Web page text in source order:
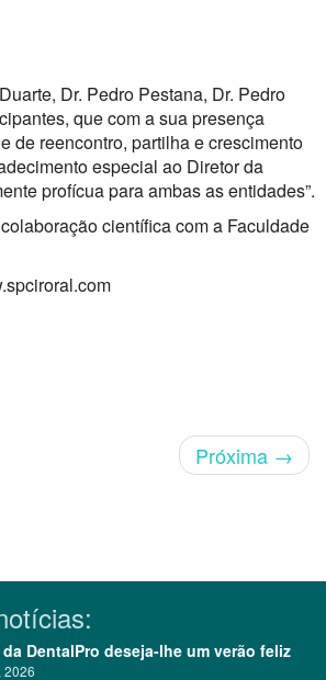
Dr. Pedro Pestana, Dr. Pedro
que com a sua presença
de reencontro, partilha e crescimento
especial ao Diretor da
profícua para ambas as entidades”.
científica com a Faculdade
Próxima →
DentalPro deseja-lhe um verão feliz